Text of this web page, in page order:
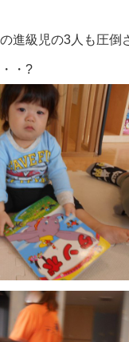
進級児の3人も圧倒
・?